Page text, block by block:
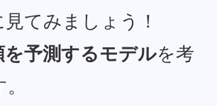
見てみましょう！
を予測するモデルを考